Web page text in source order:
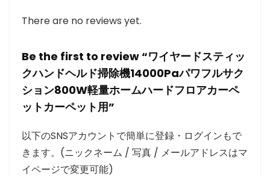
There are no reviews yet.
Be the first to review “ワイヤードスティッ
クハンドヘルド掃除機14000Paパワフルサク
ション800W軽量ホームハードフロアカーペ
ットカーペット用”
以下のSNSアカウントで簡単に登録・ログインもで
きます。(ニックネーム / 写真 / メールアドレスはマ
イページで変更可能)